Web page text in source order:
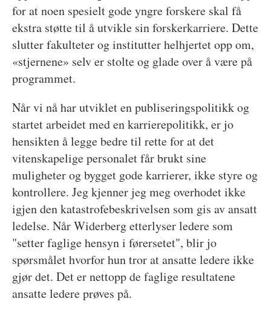
for at noen spesielt gode yngre forskere skal få
ekstra støtte til å utvikle sin forskerkarriere. Dette
slutter fakulteter og institutter helhjertet opp om,
«stjernene» selv er stolte og glade over å være på
programmet.
Når vi nå har utviklet en publiseringspolitikk og
startet arbeidet med en karrierepolitikk, er jo
hensikten å legge bedre til rette for at det
vitenskapelige personalet får brukt sine
muligheter og bygget gode karrierer, ikke styre og
kontrollere. Jeg kjenner jeg meg overhodet ikke
igjen den katastrofebeskrivelsen som gis av ansatt
ledelse. Når Widerberg etterlyser ledere som
"setter faglige hensyn i førersetet", blir jo
spørsmålet hvorfor hun tror at ansatte ledere ikke
gjør det. Det er nettopp de faglige resultatene
ansatte ledere prøves på.